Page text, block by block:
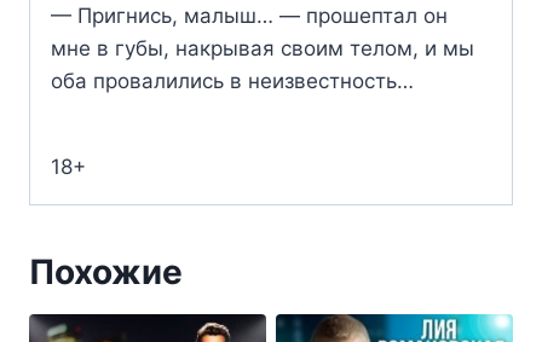
— Пригнись, малыш… — прошептал он
мне в губы, накрывая своим телом, и мы
оба провалились в неизвестность…
18+
Похожие